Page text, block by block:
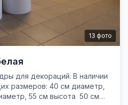
13 фото
декораций. В наличии
40 см диаметр,